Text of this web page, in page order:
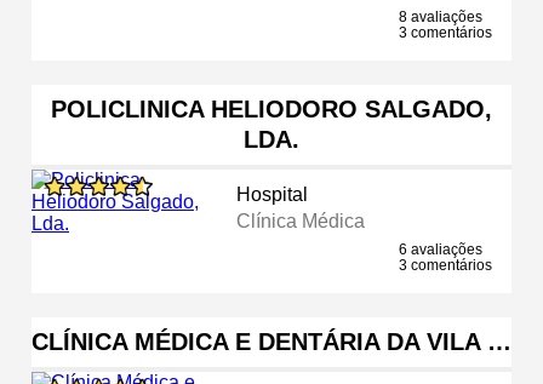
8 avaliações
3 comentários
POLICLINICA HELIODORO SALGADO,
LDA.
Hospital
Clínica Médica
6 avaliações
3 comentários
CLÍNICA MÉDICA E DENTÁRIA DA VILA …